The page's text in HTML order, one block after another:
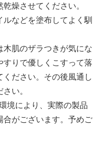
燥させてください。
などを塗布してよく馴
肌のザラつきが気にな
すりで優しくこすって落
ください。その後風通し
い。
境により、実際の製品
合がございます。予めご